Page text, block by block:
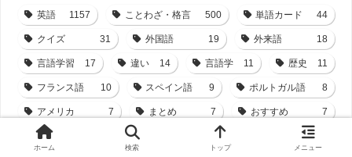
英語 1157 ことわざ・格言 500 単語カード 44
クイズ 31 外国語 19 外来語 18
言語学習 17 違い 14 言語学 11 歴史 11
フランス語 10 スペイン語 9 ポルトガル語 8
アメリカ 7 まとめ 7 おすすめ 7
意味・語源
ホーム 検索 トップ メニュー